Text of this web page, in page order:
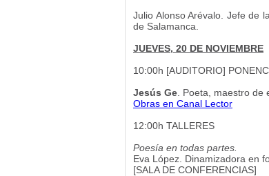
Julio Alonso Arévalo. Jefe de
de Salamanca.
JUEVES, 20 DE NOVIEMBRE
10:00h [AUDITORIO]
Jesús Ge . Poeta, maestro de
Obras en Canal Lector
12:00h TALLERES
Poesía en todas partes.
Eva López. Dinamizadora en
[SALA DE CONFERENCIAS]